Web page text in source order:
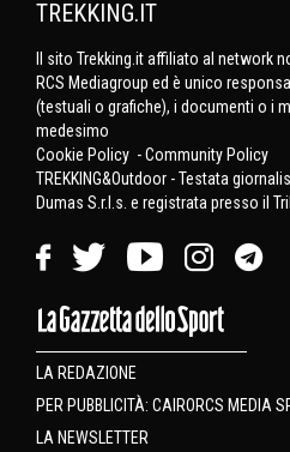
TREKKING.IT
Il sito Trekking.it affiliato al network
RCS Mediagroup ed è unico
(testuali o grafiche), i documenti o i
medesimo
Cookie Policy -Community Policy
TREKKING&Outdoor - Testata
Dumas S.r.l.s. e registrata presso il
LA REDAZIONE
PER PUBBLICITÀ: CAIRORCS MEDIA
LA NEWSLETTER